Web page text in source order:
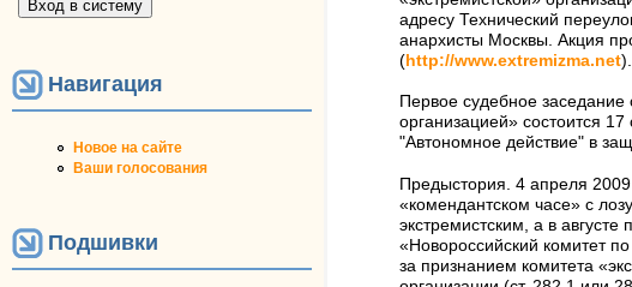
Навигация
Новое на сайте
Ваши голосования
Подшивки
адресу Технический
анархисты Москвы. Акция
(http://www.extremizma.net).
Первое судебное заседание
организацией» состоится
"Автономное действие" в
Предыстория. 4 апреля
«комендантском часе» с
экстремистским, а в
«Новороссийский комитет
за признанием комитета